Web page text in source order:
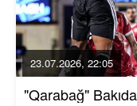
23.07.2026, 22:05
"Qarabağ"